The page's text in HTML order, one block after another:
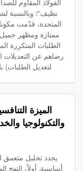
نظيف"؛ وبالنسبة
المتحدة، قدّمت
ممتازة ومظهر
الطلبات المتكررة
رضاهم عن
لتعديل الطلبات)
الميزة
والتكنولوجيا
أساسية. أولاً، النهج